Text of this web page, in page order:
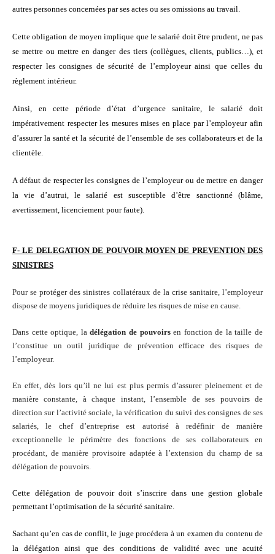
autres personnes concernées par ses actes ou ses omissions au travail.
Cette obligation de moyen implique que le salarié doit être prudent, ne pas
se mettre ou mettre en danger des tiers (collègues, clients, publics…), et
respecter les consignes de sécurité de l’employeur ainsi quecellesdu
règlement intérieur.
Ainsi, en cette période d’état d’urgence sanitaire, le salarié doit
impérativement respecter les mesures mises en place par l’employeur afin
d’assurer la santé et la sécurité de l’ensemble de ses collaborateurs et de la
clientèle.
A défaut de respecter les consignes de l’employeur ou de mettre en danger
la vie d’autrui, le salarié est susceptible d’être sanctionné (blâme,
avertissement, licenciement pour faute).
F- LE DELEGATION DE POUVOIR MOYEN DE PREVENTION DES
SINISTRES
Pour se protéger des sinistres collatéraux de la crise sanitaire, l’employeur
dispose de moyens juridiques de réduire les risques de mise en cause.
Dans cette optique, ladélégation de pouvoirsen fonction de la taille de
l’constitue un outil juridique de prévention efficace des risques de
l’employeur.
En effet, dès lors qu’il ne lui est plus permis d’assurer pleinement et de
manière constante, à chaque instant, l’ensemble de ses pouvoirs de
direction sur l’activité sociale, la vérification du suivi des consignes de ses
salariés, le chef d’entreprise est autorisé à redéfinir de manière
exceptionnelle le périmètre des fonctions de ses collaborateurs en
procédant, de manière provisoire adaptée à l’extension du champ de sa
délégation de pouvoirs.
Cette délégation de pouvoir doit s’inscrire dans une gestion globale
permettant l’optimisation de la sécurité sanitaire.
Sachant qu’en cas de conflit, le juge procédera àun examen du contenu de
la délégation ainsi que des conditions de validité avec une acuité